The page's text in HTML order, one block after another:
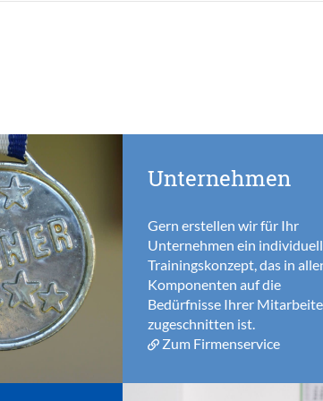
Unternehmen
Gern erstellen wir für Ihr
Unternehmen ein
Trainingskonzept, das in
Komponenten auf die
Bedürfnisse Ihrer
zugeschnitten ist.
Zum Firmenservice